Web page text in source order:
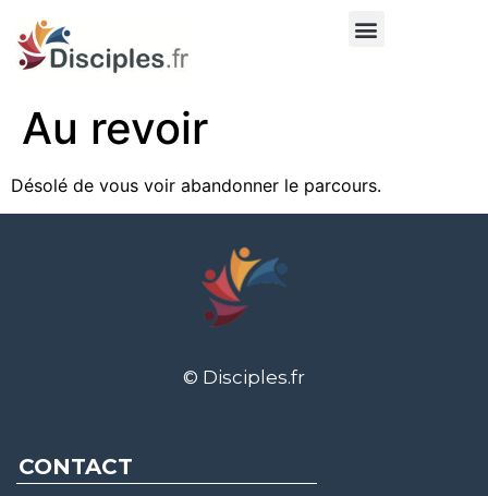
Au revoir
Désolé de vous voir abandonner le parcours.
© Disciples.fr
CONTACT